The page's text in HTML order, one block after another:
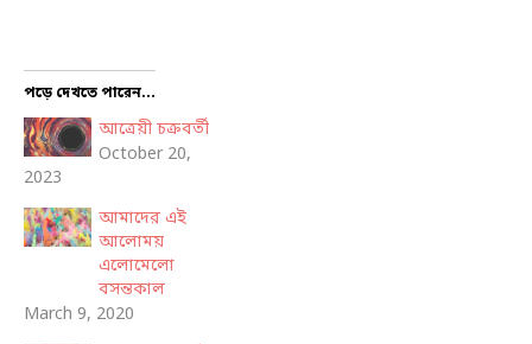
পড়ে দেখতে পারেন...
আত্রেয়ী চক্রবর্তী
October 20,
2023
আমাদের এই
আলোময়
এলোমেলো
বসন্তকাল
March 9, 2020